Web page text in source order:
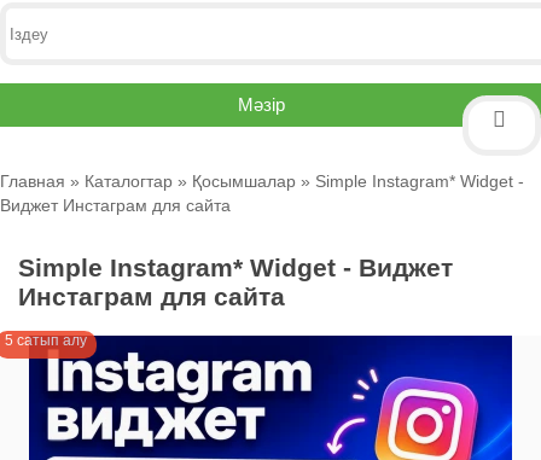
Мәзір
Главная » Каталогтар » Қосымшалар » Simple Instagram* Widget -
Виджет Инстаграм для сайта
Simple Instagram* Widget - Виджет
Инстаграм для сайта
5 сатып алу